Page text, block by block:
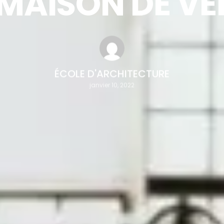
ÉCOLE D'ARCHITECTURE
janvier 10, 2022